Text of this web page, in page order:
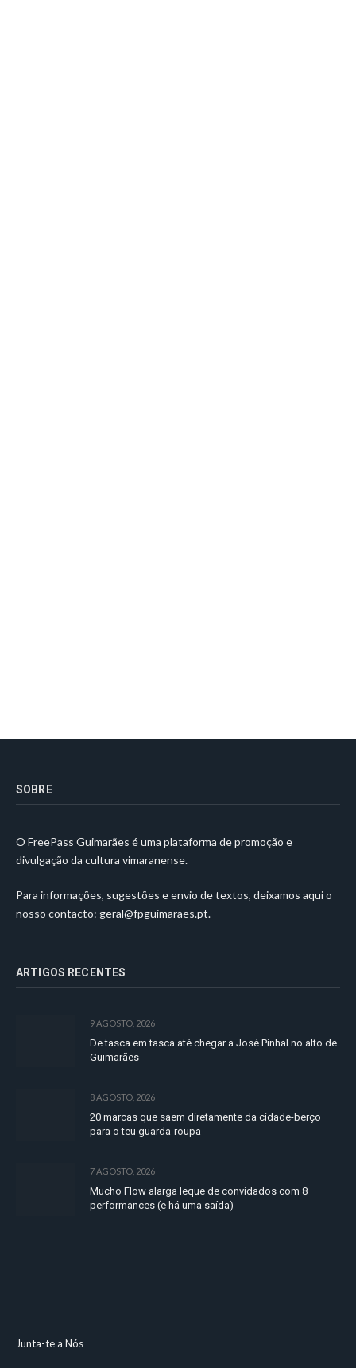
SOBRE
O FreePass Guimarães é uma plataforma de promoção e
divulgação da cultura vimaranense.
Para informações, sugestões e envio de textos, deixamos aqui o
nosso contacto: geral@fpguimaraes.pt.
ARTIGOS RECENTES
9 AGOSTO, 2026
De tasca em tasca até chegar a José Pinhal no alto de
Guimarães
8 AGOSTO, 2026
20 marcas que saem diretamente da cidade-berço
para o teu guarda-roupa
7 AGOSTO, 2026
Mucho Flow alarga leque de convidados com 8
performances (e há uma saída)
Junta-te a Nós